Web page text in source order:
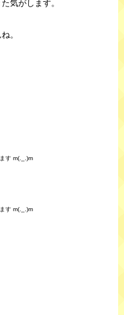
気がします。
。
す m(._.)m
す m(._.)m